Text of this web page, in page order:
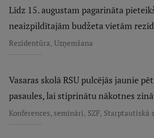
Līdz 15. augustam pagarināta
neaizpildītajām budžeta vietām
Rezidentūra, Uzņemšana
Vasaras skolā RSU pulcējās jaunie
pasaules, lai stiprinātu nākotnes
Konferences, semināri, SZF, Starptautiskā